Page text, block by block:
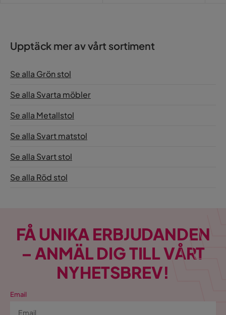
Upptäck mer av vårt sortiment
Se alla Grön stol
Se alla Svarta möbler
Se alla Metallstol
Se alla Svart matstol
Se alla Svart stol
Se alla Röd stol
FÅ UNIKA ERBJUDANDEN
– ANMÄL DIG TILL VÅRT
NYHETSBREV!
Email